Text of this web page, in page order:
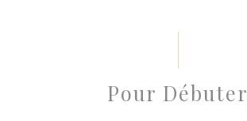
Pour Débuter